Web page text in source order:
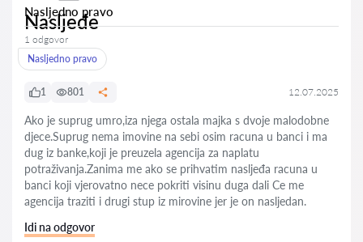
Nasljedno pravo
Nasljeđe
1 odgovor
Nasljedno pravo
1 801 12.07.2025
Ako je suprug umro,iza njega ostala majka s dvoje malodobne
djece.Suprug nema imovine na sebi osim racuna u banci i ma
dug iz banke,koji je preuzela agencija za naplatu
potraživanja.Zanima me ako se prihvatim nasljeđa racuna u
banci koji vjerovatno nece pokriti visinu duga dali Ce me
agencija traziti i drugi stup iz mirovine jer je on nasljedan.
Idi na odgovor